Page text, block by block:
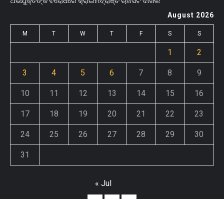
August 2026
M T W T F S S
1 2
3 4 5 6 7 8 9
10 11 12 13 14 15 16
17 18 19 20 21 22 23
24 25 26 27 28 29 30
31
« Jul